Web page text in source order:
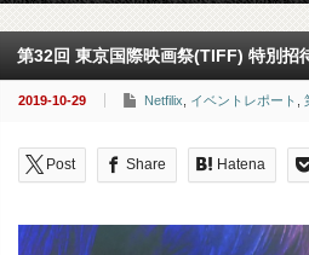
第32回 東京国際映画祭(TIFF) 特別招
2019-10-29 Netfilix イベントレポート
Post Share Hatena